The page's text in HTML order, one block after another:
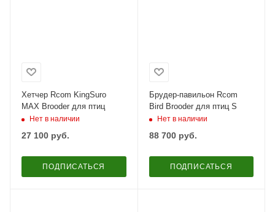
Хетчер Rcom KingSuro
MAX Brooder для птиц
Нет в наличии
27 100 руб.
ПОДПИСАТЬСЯ
Брудер-павильон Rcom
Bird Brooder для птиц S
Нет в наличии
88 700руб.
ПОДПИСАТЬСЯ